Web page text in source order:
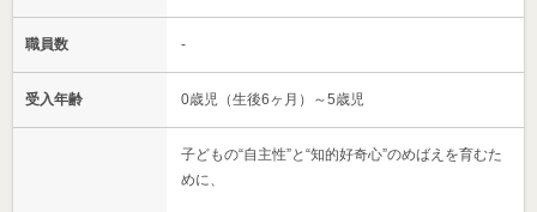
職員数 -
受入年齢 0歳児（生後6ヶ月）～5歳児
子どもの“自主性”と“知的好奇心”のめばえを育むた
めに、